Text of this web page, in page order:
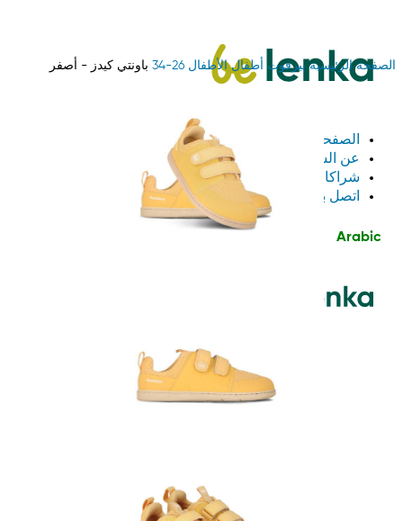
الصفحة الرئيسية
عن الشركة
شراكات بين الشركات
اتصل بنا
Arabic
الصفحة الرئيسية بيرفوت أطفالالأطفال 26-34 باونتي كيدز - أصفر